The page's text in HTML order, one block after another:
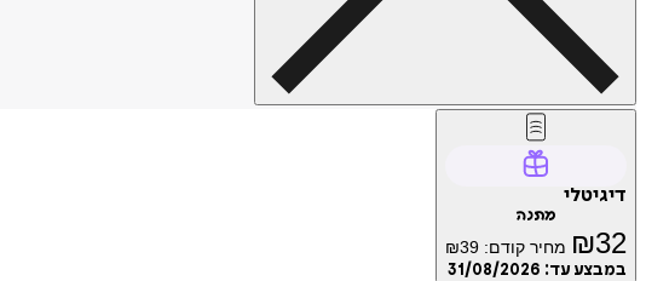
דיגיטלי
מתנה
₪32 מחיר קודם: ₪39
במבצע עד: 31/08/2026